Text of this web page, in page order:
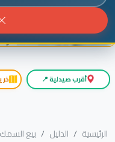
أقرب صيدلية 📍
الرئيسية الدليل بيع السمك